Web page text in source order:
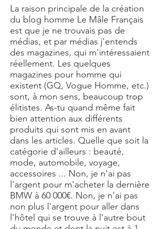
La raison principale de la création
du blog homme Le Mâle Français
est que je ne trouvais pas de
médias, et par médias j'entends
des magazines, qui m'intéressaient
réellement. Les quelques
magazines pour homme qui
existent (GQ, Vogue Homme, etc.)
sont, à mon sens, beaucoup trop
élitistes. As-tu quand même fait
bien attention aux différents
produits qui sont mis en avant
dans les articles. Quelle que soit la
catégorie d'ailleurs : beauté,
mode, automobile, voyage,
accessoires ... Non, je n'ai pas
l'argent pour m'acheter la dernière
BMW à 60 000€. Non, je n'ai pas
non plus l'argent pour aller dans
l'hôtel qui se trouve à l'autre bout